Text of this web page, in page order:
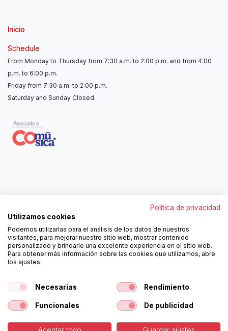
Inicio
Schedule
From Monday to Thursday from 7:30 a.m. to 2:00 p.m. and from 4:00
p.m. to 6:00 p.m.
Friday from 7:30 a.m. to 2:00 p.m.
Saturday and Sunday Closed.
962250313
ortola@ortola-sa.es
Av. d'Albaida, s/n
46840 La Pobla del Duc (Valencia)
Follow us!
Política de privacidad
Utilizamos cookies
Podemos utilizarlas para el análisis de los datos de nuestros
visitantes, para mejorar nuestro sitio web, mostrar contenido
personalizado y brindarle una excelente experiencia en el sitio web.
Para obtener más información sobre las cookies que utilizamos, abre
los ajustes.
Necesarias Rendimiento
Funcionales De publicidad